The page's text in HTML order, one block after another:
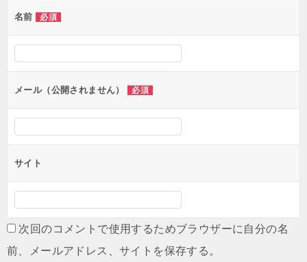
ー
シ
ン
名前 必須
メール（公開されません） 必須
サイト
次回のコメントで使用するためブラウザーに自分の名
前、メールアドレス、サイトを保存する。